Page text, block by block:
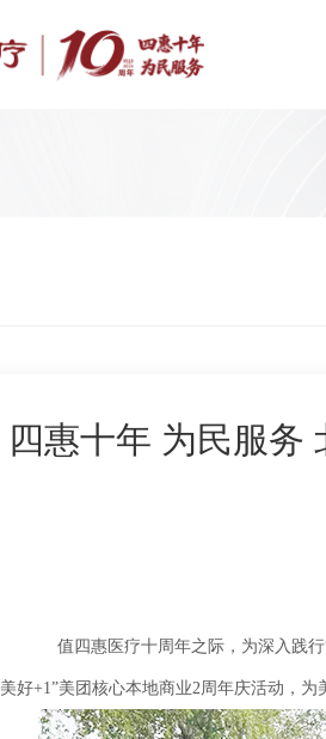
四惠十年 为民服务
美好+1”美团核心本地商业2周年庆活动，